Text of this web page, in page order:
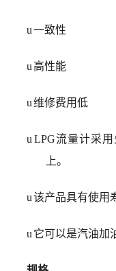
u一致性
u 高性能
u维修费用低
u LPG流量计采
上。
u该产品具有使用
u 它可以是汽油加